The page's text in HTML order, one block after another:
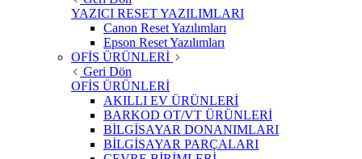
YAZICI RESET YAZILIMLARI
Canon Reset Yazılımları
Epson Reset Yazılımları
OFİS ÜRÜNLERİ
Geri Dön
OFİS ÜRÜNLERİ
AKILLI EV ÜRÜNLERİ
BARKOD OT/VT ÜRÜNLERİ
BİLGİSAYAR DONANIMLARI
BİLGİSAYAR PARÇALARI